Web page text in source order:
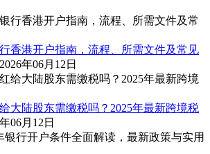
香港开户指南，流程、所需文件及常见
2026年06月12日
大陆股东需缴税吗？2025年最新跨境税
06月12日